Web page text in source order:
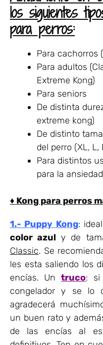
los siguientes
para perros:
Para cachorros
Para adultos
Extreme Kong)
Para seniors
De distinta
extreme kong)
De distinto
del perro (XL, L,
Para distintos
para la
♦ Kong para perros
1.- Puppy Kong:
color azul y de
Classic. Se
les esta saliendo los
encías. Untruco: si
congelador y se lo
agradecerá
un buen rato y
de las encías al